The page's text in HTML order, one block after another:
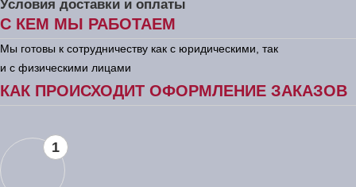
Условия доставки и оплаты
С КЕМ МЫ РАБОТАЕМ
Мы готовы к сотрудничеству как с юридическими, так
и с физическими лицами
КАК ПРОИСХОДИТ ОФОРМЛЕНИЕ ЗАКАЗОВ
1